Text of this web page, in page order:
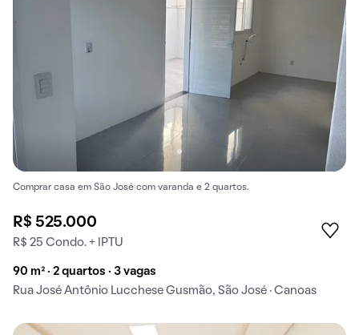
Comprar casa em São José com varanda e 2 quartos.
R$ 525.000
R$ 25 Condo. + IPTU
90 m² · 2 quartos · 3 vagas
Rua José Antônio Lucchese Gusmão, São José · Canoas